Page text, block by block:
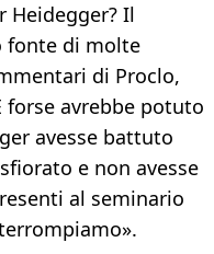
Heidegger? Il
fonte di molte
di Proclo,
forse avrebbe potuto
avesse battuto
e non avesse
al seminario